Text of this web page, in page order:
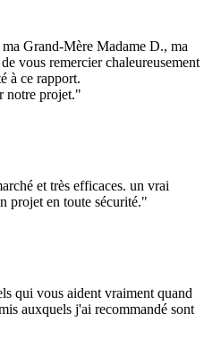
Grand-Mère Madame D., ma
vous remercier chaleureusement
à ce rapport.
notre projet."
et très efficaces. un vrai
projet en toute sécurité."
qui vous aident vraiment quand
auxquels j'ai recommandé sont